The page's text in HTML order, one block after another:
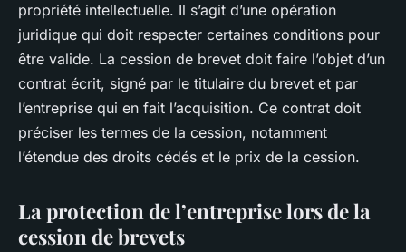
propriété intellectuelle. Il s’agit d’une opération
juridique qui doit respecter certaines conditions pour
être valide. La cession de brevet doit faire l’objet d’un
contrat écrit, signé par le titulaire du brevet et par
l’entreprise qui en fait l’acquisition. Ce contrat doit
préciser les termes de la cession, notamment
l’étendue des droits cédés et le prix de la cession.
La protection de l’entreprise lors de la
cession de brevets